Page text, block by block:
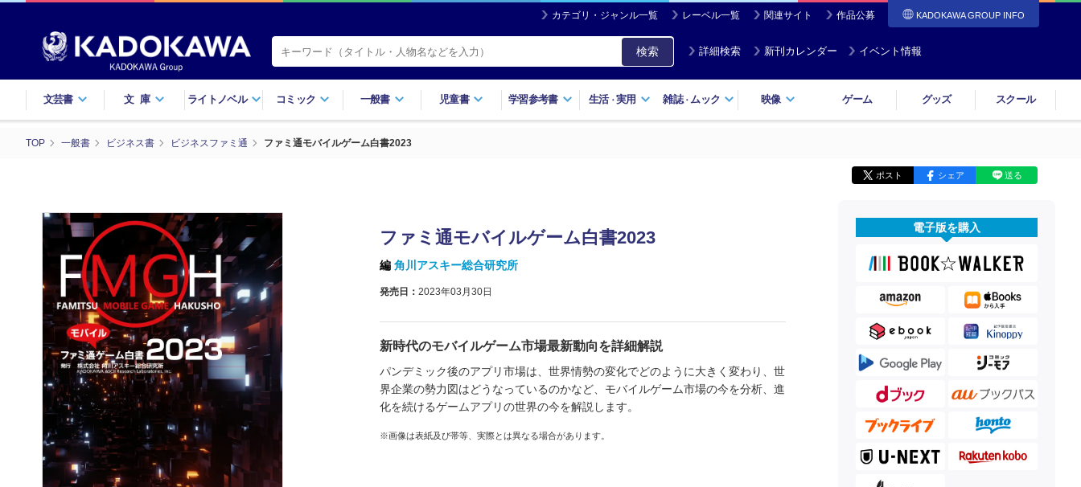
カテゴリ・ジャンル一覧 レーベル一覧 関連サイト 作品公募 KADOKAWA GROUP INFO
検索 詳細検索 新刊カレンダー イベント情報
文芸書 文庫 ライトノベル コミック 一般書 児童書 学習参考書 生活・実用 雑誌・ ムック 映像 ゲーム グッズ スクール
TOP 一般書 ビジネス書 ビジネスファミ通 ファミ通モバイルゲーム白書2023
ポスト シェア 送る
ファミ通モバイルゲーム白書2023
編 角川アスキー総合研究所
発売日： 2023年03月30日
新時代のモバイルゲーム市場最新動向を詳細解説
パンデミック後のアプリ市場は、世界情勢の変化でどのように大きく変わり、世
界企業の勢力図はどうなっているのかなど、モバイルゲーム市場の今を分析、進
化を続けるゲームアプリの世界の今を解説します。
※画像は表紙及び帯等、実際とは異なる場合があります。
電子版を購入